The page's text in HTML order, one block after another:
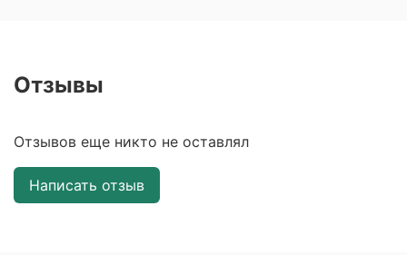
Отзывы
Отзывов еще никто не оставлял
Написать отзыв